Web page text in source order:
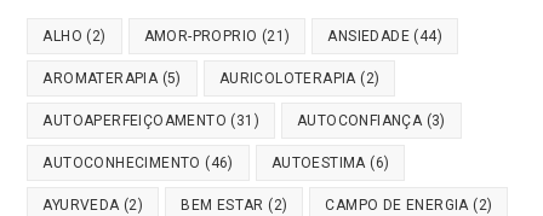
ALHO (2) AMOR-PROPRIO (21) ANSIEDADE (44)
AROMATERAPIA(5) AURICOLOTERAPIA(2)
AUTOAPERFEIÇOAMENTO (31) AUTOCONFIANÇA(3)
AUTOCONHECIMENTO (46) AUTOESTIMA(6)
AYURVEDA(2) BEM ESTAR (2) CAMPO DE ENERGIA(2)